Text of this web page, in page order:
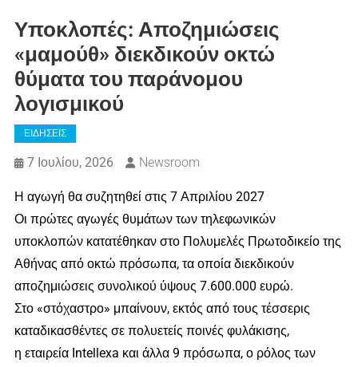
Υποκλοπές: Αποζημιώσεις
«μαμούθ» διεκδικούν οκτώ
θύματα του παράνομου
λογισμικού
ΕΙΔΗΣΕΙΣ
7 Ιουλίου, 2026 Newsroom
Η αγωγή θα συζητηθεί στις 7 Απριλίου 2027
Οι πρώτες αγωγές θυμάτων των τηλεφωνικών
υποκλοπών κατατέθηκαν στο Πολυμελές Πρωτοδικείο της
Αθήνας από οκτώ πρόσωπα, τα οποία διεκδικούν
αποζημιώσεις συνολικού ύψους 7.600.000 ευρώ.
Στο «στόχαστρο» μπαίνουν, εκτός από τους τέσσερις
καταδικασθέντες σε πολυετείς ποινές φυλάκισης,
η εταιρεία Intellexa και άλλα 9 πρόσωπα, ο ρόλος των